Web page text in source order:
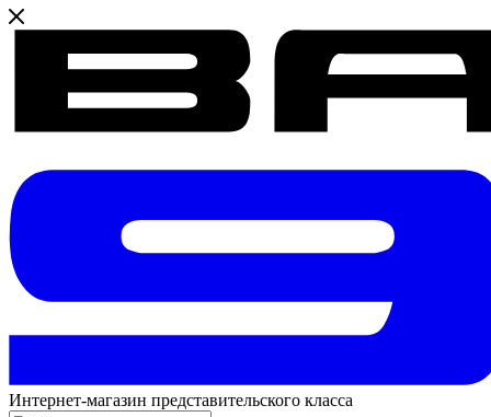
Интернет-магазин представительского класса